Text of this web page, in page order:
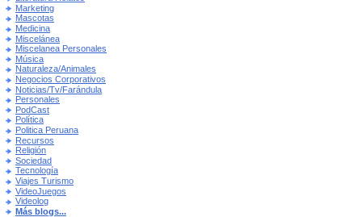
Marketing
Mascotas
Medicina
Miscelánea
Miscelanea Personales
Música
Naturaleza/Animales
Negocios Corporativos
Noticias/Tv/Farándula
Personales
PodCast
Política
Politica Peruana
Recursos
Religión
Sociedad
Tecnología
Viajes Turismo
VideoJuegos
Videolog
Más blogs...